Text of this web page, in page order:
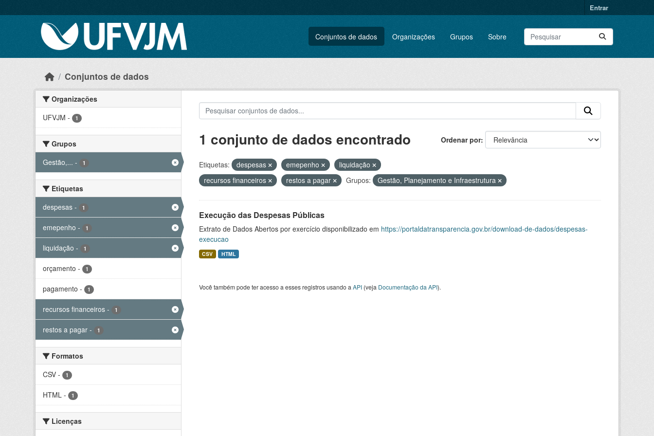
Entrar
Conjuntos de dados Organizações Grupos Sobre
Conjuntos de dados
Organizações
UFVJM - 1
Grupos
Gestão,... - 1
Etiquetas
despesas - 1
emepenho - 1
liquidação - 1
orçamento - 1
pagamento - 1
recursos financeiros - 1
restos a pagar - 1
Formatos
CSV - 1
HTML - 1
Licenças
Ordenar por
1 conjunto de dados encontrado
Etiquetas: despesas emepenho
liquidação
recursos financeiros
restos a pagar Grupos: Gestão, Planejamento e Infraestrutura
Execução das Despesas Públicas
Extrato de Dados Abertos por exercício disponibilizado em https://portaldatransparencia.gov.br/download-de-dados/despesas-
execucao
CSV HTML
Você também pode ter acesso a esses registros usando a API(veja Documentação da API).